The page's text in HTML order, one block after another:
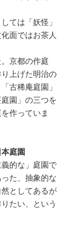
ては「妖怪」
面ではお茶人
京都の作庭
上げた明治の
古稀庵庭園」
園」の三つを
作っていま
庭園
的な」庭園で
た、抽象的な
としてあるが
たい、という